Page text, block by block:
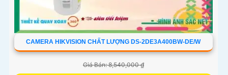
CAMERA HIKVISION CHẤT LƯỢNG DS-2DE3A400BW-DE/W
Giá Bán: 8,540,000 ₫